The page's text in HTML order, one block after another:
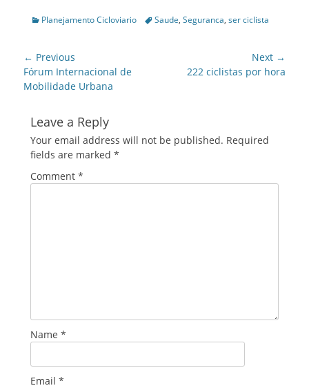
Categories
Planejamento Cicloviario TagsSaude, Seguranca, ser ciclista
Post
navigation
← Previous
Previous
post:
Fórum Internacional de
Mobilidade Urbana
Next →
222 ciclistas por hora
Leave a Reply
Your email address will not be published. Required
fields are marked *
Comment *
Name *
Email *